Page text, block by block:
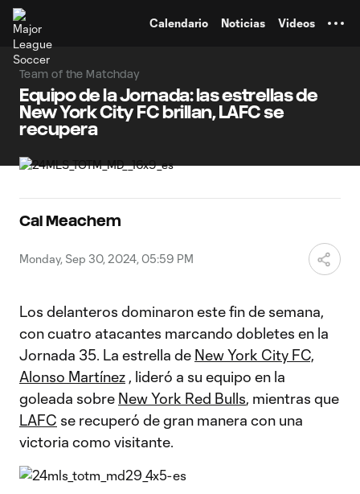
Calendario Noticias Videos
Team of the Matchday
Equipo de la Jornada: las estrellas de
New York City FC brillan, LAFC se
recupera
Cal Meachem
Monday, Sep 30, 2024, 05:59 PM
Los delanteros dominaron este fin de semana,
con cuatro atacantes marcando dobletes en la
Jornada 35. La estrella de New York City FC,
Alonso Martínez , lideró a su equipo en la
goleada sobre New York Red Bulls, mientras que
LAFC se recuperó de gran manera con una
victoria como visitante.